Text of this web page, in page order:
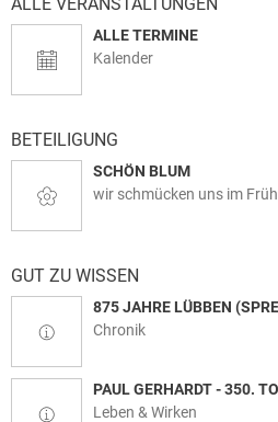
ALLE TERMINE
Kalender
BETEILIGUNG
SCHÖN BLUM
wir schmücken uns im
GUT ZU WISSEN
875 JAHRE LÜBBEN
Chronik
PAUL GERHARDT - 350.
Leben & Wirken